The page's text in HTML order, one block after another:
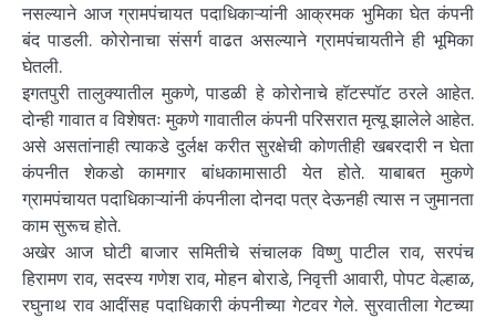
नसल्याने आज ग्रामपंचायत पदाधिकाऱ्यांनी आक्रमक भुमिका घेत कंपनी
बंद पाडली. कोरोनाचा संसर्ग वाढत असल्याने ग्रामपंचायतीने ही भूमिका
घेतली.
इगतपुरी तालुक्यातील मुकणे, पाडळी हे कोरोनाचे हॉटस्पॉट ठरले आहेत.
दोन्ही गावात व विशेषतः मुकणे गावातील कंपनी परिसरात मृत्यू झालेले आहेत.
असे असतांनाही त्याकडे दुर्लक्ष करीत सुरक्षेची कोणतीही खबरदारी न घेता
कंपनीत शेकडो कामगार बांधकामासाठी येत होते. याबाबत मुकणे
ग्रामपंचायत पदाधिकाऱ्यांनी कंपनीला दोनदा पत्र देऊनही त्यास न जुमानता
काम सुरूच होते.
अखेर आज घोटी बाजार समितीचे संचालक विष्णु पाटील राव, सरपंच
हिरामण राव, सदस्य गणेश राव, मोहन बोराडे, निवृत्ती आवारी, पोपट वेल्हाळ,
रघुनाथ राव आदींसह पदाधिकारी कंपनीच्या गेटवर गेले. सुरवातीला गेटच्या